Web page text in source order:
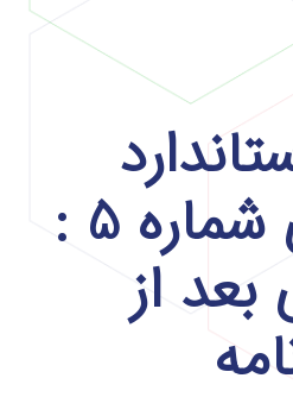
حسابداری شماره 5 :
بعد از